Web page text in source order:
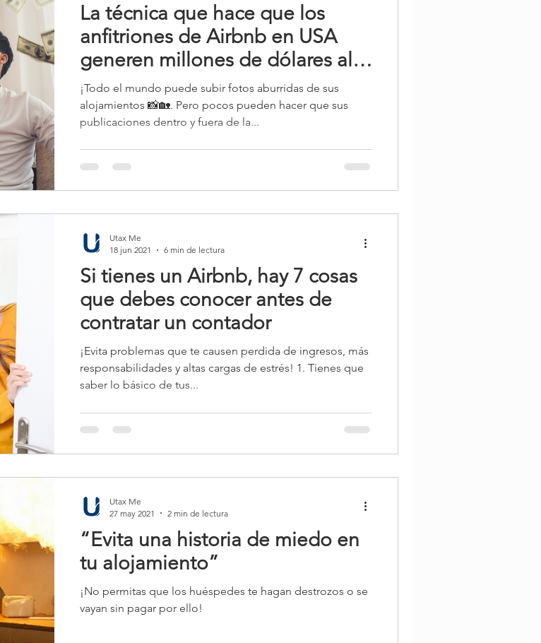
La técnica que hace que los
anfitriones de Airbnb en USA
generen millones de dólares al
año.
¡Todo el mundo puede subir fotos aburridas de sus
alojamientos 📸🏡. Pero pocos pueden hacer que sus
publicaciones dentro y fuera de la...
Si tienes un Airbnb, hay 7 cosas
que debes conocer antes de
contratar un contador
¡Evita problemas que te causen perdida de ingresos, más
responsabilidades y altas cargas de estrés! 1. Tienes que
saber lo básico de tus...
Utax Me
18 jun 2021
6 min de lectura
“Evita una historia de miedo en
tu alojamiento”
¡No permitas que los huéspedes te hagan destrozos o se
vayan sin pagar por ello!
Utax Me
27 may 2021
2 min de lectura